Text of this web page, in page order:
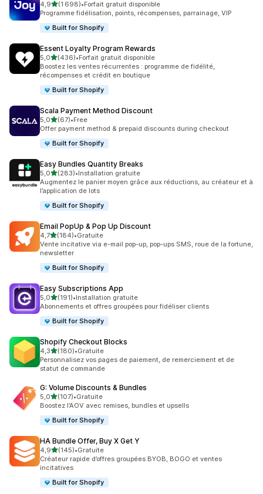
4,9étoile(s) sur 5
(1 698)
1698 avis au total
•Forfait gratuit disponible
Programme fidélisation, points, récompenses, parrainage, VIP
Built for Shopify
Essent Loyalty Program Rewards
5,0étoile(s) sur 5
(436)
436 avis au total
•Forfait gratuit disponible
Boostez les ventes récurrentes : programme de fidélité,
récompenses et crédit en boutique
Built for Shopify
Scala Payment Method Discount
5,0étoile(s) sur 5
(67)
67 avis au total
•Free
Offer payment method & prepaid discounts during checkout
Built for Shopify
Easy Bundles Quantity Breaks
5,0étoile(s) sur 5
(283)
283 avis au total
•Installation gratuite
Augmentez le panier moyen grâce aux réductions, au créateur et à
l’application de lots
Built for Shopify
Email PopUp & Pop Up Discount
4,7étoile(s) sur 5
(184)
184 avis au total
•Gratuite
Vente incitative via e-mail pop-up, pop-ups SMS, roue de la fortune,
newsletter
Built for Shopify
Easy Subscriptions App
5,0étoile(s) sur 5
(191)
191 avis au total
•Installation gratuite
Abonnements et offres groupées pour fidéliser clients
Built for Shopify
Shopify Checkout Blocks
4,3étoile(s) sur 5
(180)
180 avis au total
•Gratuite
Personnalisez vos pages de paiement, de remerciement et de
statut de commande
G: Volume Discounts & Bundles
5,0étoile(s) sur 5
(107)
107 avis au total
•Gratuite
Boostez l’AOV avec remises, bundles et upsells
Built for Shopify
HA Bundle Offer, Buy X Get Y
4,9étoile(s) sur 5
(145)
145 avis au total
•Gratuite
Créateur rapide d’offres groupées BYOB, BOGO et ventes
incitatives
Built for Shopify